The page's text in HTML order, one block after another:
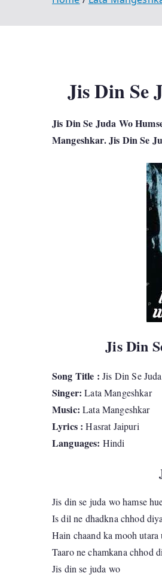
Jis Din Se
Jis Din Se Juda Wo
Mangeshkar. Jis Din Se
Jis Din
Song Title : Jis Din Se
Singer: Lata Mangeshkar
Music: Lata Mangeshkar
Lyrics : Hasrat Jaipuri
Languages: Hindi
Jis din se juda wo hamse
Is dil ne dhadkna chhod diya
Hain chaand ka mooh utara
Taaro ne chamkana chhod
Jis din se juda wo